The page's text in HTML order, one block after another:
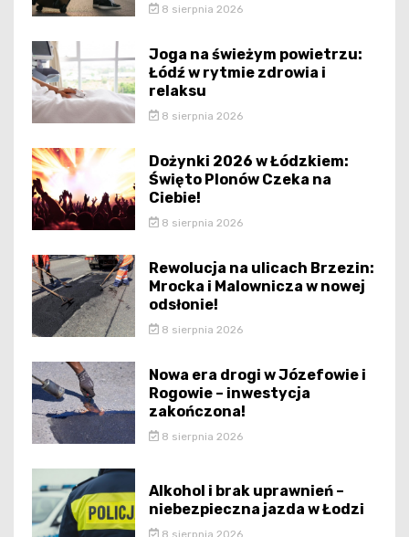
8 sierpnia 2026
Joga na świeżym powietrzu:
Łódź w rytmie zdrowia i
relaksu
8 sierpnia 2026
Dożynki 2026 w Łódzkiem:
Święto Plonów Czeka na
Ciebie!
8 sierpnia 2026
Rewolucja na ulicach Brzezin:
Mrocka i Malownicza w nowej
odsłonie!
8 sierpnia 2026
Nowa era drogi w Józefowie i
Rogowie – inwestycja
zakończona!
8 sierpnia 2026
Alkohol i brak uprawnień –
niebezpieczna jazda w Łodzi
8 sierpnia 2026